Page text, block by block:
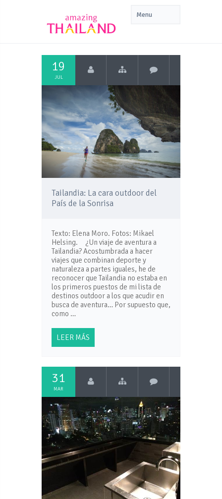
19
JUL
Tailandia: La cara outdoor del
País de la Sonrisa
Texto: Elena Moro. Fotos: Mikael
Helsing. ¿Un viaje de aventura a
Tailandia? Acostumbrada a hacer
viajes que combinan deporte y
naturaleza a partes iguales, he de
reconocer que Tailandia no estaba en
los primeros puestos de mi lista de
destinos outdoor a los que acudir en
busca de aventura… Por supuesto que,
como …
LEER MÁS
31
MAR